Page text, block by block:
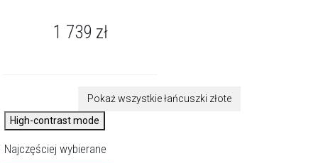
1 739 zł
Pokaż wszystkie łańcuszki złote
High-contrast mode
Najczęściej wybierane